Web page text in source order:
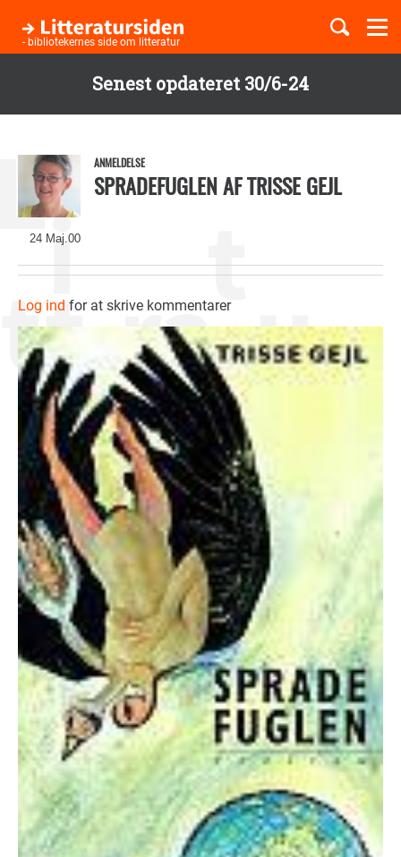
Senest opdateret 30/6-24
hovedindhold
- bibliotekernes side om litteratur
Børnebøger
24 Maj.00
ANMELDELSE
SPRADEFUGLEN AF TRISSE GEJL
Log ind for at skrive kommentarer